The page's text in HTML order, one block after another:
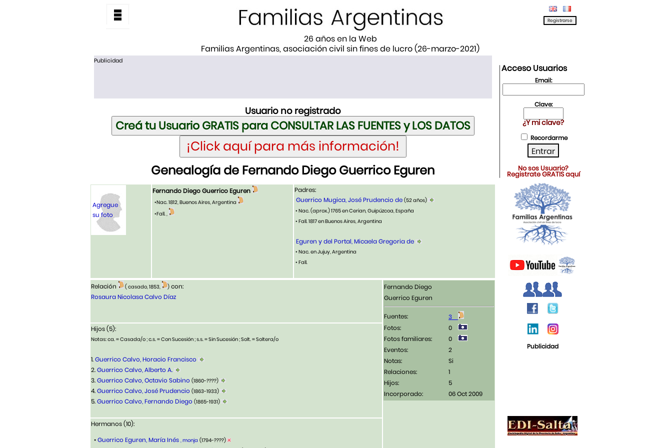
26 años en la Web
Familias Argentinas, asociación civil sin fines de lucro (26-marzo-2021)
Publicidad
Usuario no registrado
Genealogía de Fernando Diego Guerrico Eguren
Agregue
su foto
Fernando Diego Guerrico Eguren
•Nac. 1812, Buenos Aires, Argentina
•Fall. ,
Padres:
Guerrico Mugica, José Prudencio de (52 años)
• Nac. (aprox.) 1765 en Cerian, Guipúzcoa, España
• Fall. 1817 en Buenos Aires, Argentina
Eguren y del Portal, Micaela Gregoria de
• Nac. en Jujuy, Argentina
• Fall.
Relación ( casado, 1853, ) con:
Rosaura Nicolasa Calvo Díaz
Fernando Diego
Guerrico Eguren
Fuentes:
3
Fotos:
0
Fotos familiares:
0
Eventos:
2
Notas:
Si
Relaciones:
1
Hijos:
5
Incorporado:
06 Oct 2009
Hijos (5):
Notas: ca. = Casada/o ; c.s. = Con Sucesión ; s.s. = Sin Sucesión ; Solt. = Soltera/o
1.Guerrico Calvo, Horacio Francisco
2.Guerrico Calvo, Alberto A.
3.Guerrico Calvo, Octavio Sabino (1860-????)
4.Guerrico Calvo, José Prudencio (1863-1933)
5.Guerrico Calvo, Fernando Diego (1865-1931)
Hermanos (10):
•Guerrico Eguren, María Inés , monja (1794-????)
Acceso Usuarios
Email:
Clave:
¿Y mi clave?
Recordarme
No sos Usuario?
Registrate GRATIS aquí
Publicidad